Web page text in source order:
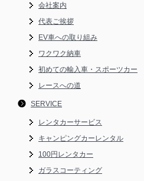
会社案内
代表ご挨拶
EV車への取り組み
ワクワク納車
初めての輸入車・スポーツカー
レースへの道
SERVICE
レンタカーサービス
キャンピングカーレンタル
100円レンタカー
ガラスコーティング